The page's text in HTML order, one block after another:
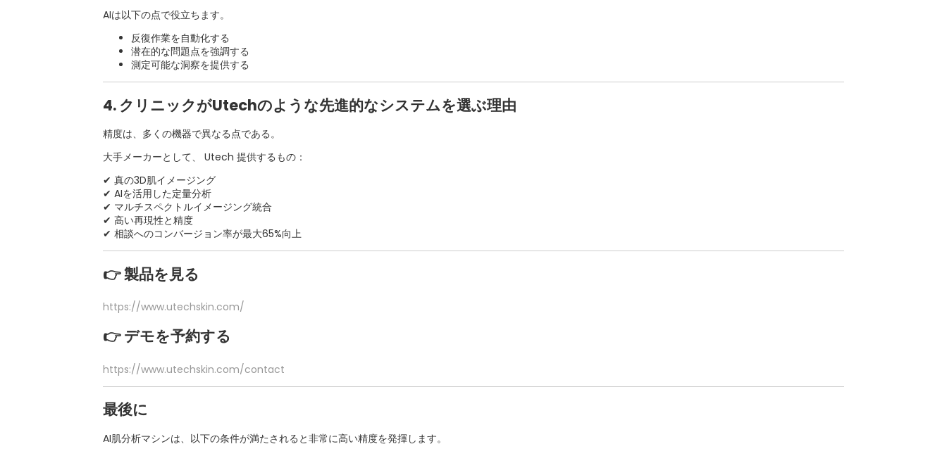
AIは以下の点で役立ちます。
反復作業を自動化する
潜在的な問題点を強調する
測定可能な洞察を提供する
4. クリニックがUtechのような先進的なシステムを選ぶ理由
精度は、多くの機器で異なる点である。
大手メーカーとして、 Utech 提供するもの：
✔ 真の3D肌イメージング
✔ AIを活用した定量分析
✔ マルチスペクトルイメージング統合
✔ 高い再現性と精度
✔ 相談へのコンバージョン率が最大65%向上
👉 製品を見る
https://www.utechskin.com/
👉 デモを予約する
https://www.utechskin.com/contact
最後に
AI肌分析マシンは、以下の条件が満たされると非常に高い精度を発揮します。